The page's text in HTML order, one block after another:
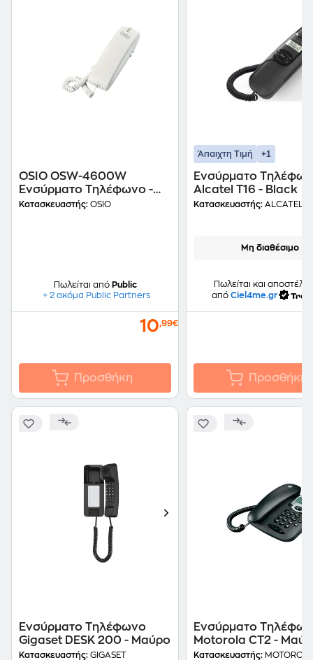
OSIO OSW-4600W
Ενσύρματο Τηλέφωνο -
Λευκό
Κατασκευαστής: OSIO
Πωλείται από Public
+ 2 ακόμα Public Partners
10,99€
Προσθήκη
Άπαιχτη Τιμή +1
Ενσύρματο
Alcatel T16 - Black
Κατασκευαστής: ALCATEL
Μη διαθέσιμο
Πωλείται και
από Ciel4me.gr
Προσθήκη
Ενσύρματο Τηλέφωνο
Gigaset DESK 200 - Μαύρο
Κατασκευαστής: GIGASET
Ενσύρματο
Motorola CT2 -
Κατασκευαστής: